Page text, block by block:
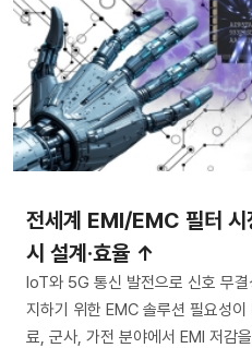
전세계 EMI/EMC 필터
시 설계·효율 ↑
IoT와 5G 통신 발전으로 신호 무
지하기 위한 EMC 솔루션 필요성
료, 군사, 가전 분야에서 EMI 저감